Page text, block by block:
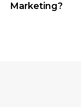
Marketing?